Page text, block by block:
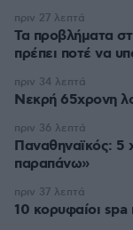
Τα προβλήματα
πρέπει ποτέ να
πριν 27 λεπτά
Νεκρή 65χρονη
πριν 34 λεπτά
Παναθηναϊκός: 5
παραπάνω»
πριν 36 λεπτά
10 κορυφαίοι
πριν 37 λεπτά